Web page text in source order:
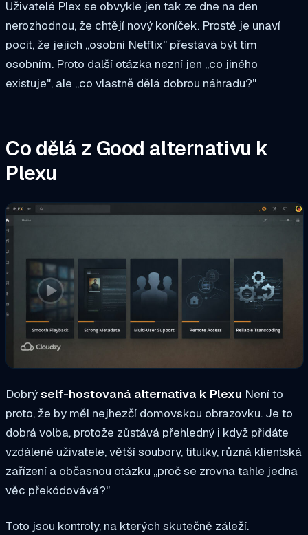
Uživatelé Plex se obvykle jen tak ze dne na den
nerozhodnou, že chtějí nový koníček. Prostě je unaví
pocit, že jejich „osobní Netflix" přestává být tím
osobním. Proto další otázka nezní jen „co jiného
existuje", ale „co vlastně dělá dobrou náhradu?"
Co dělá z Good alternativu k
Plexu
Dobrýself-hostovaná alternativa k Plexu Není to
proto, že by měl nejhezčí domovskou obrazovku. Je to
dobrá volba, protože zůstává přehledný i když přidáte
vzdálené uživatele, větší soubory, titulky, různá klientská
zařízení a občasnou otázku „proč se zrovna tahle jedna
věc překódovává?"
Toto jsou kontroly, na kterých skutečně záleží.